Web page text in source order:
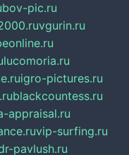
pic.ru
vgurin.ru
lucomoria.ru
igro-pictures.ru
blackcountess.ru
appraisal.ru
vip-surfing.ru
pavlush.ru